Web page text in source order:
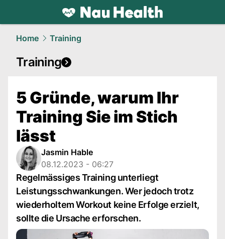
health.NAU.ch
Home Training
Training
5 Gründe, warum Ihr
Training Sie im Stich
lässt
Jasmin Hable
08.12.2023 - 06:27
Regelmässiges Training unterliegt
Leistungsschwankungen. Wer jedoch trotz
wiederholtem Workout keine Erfolge erzielt,
sollte die Ursache erforschen.